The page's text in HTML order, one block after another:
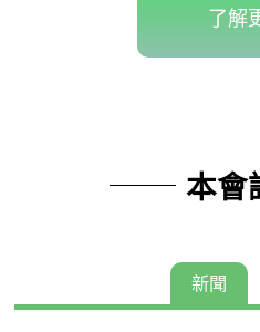
了解
本會
新聞